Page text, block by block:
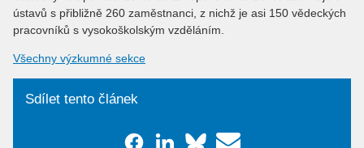
ústavů s přibližně 260 zaměstnanci, z nichž je asi 150 vědeckých
pracovníků s vysokoškolským vzděláním.
Všechny výzkumné sekce
Sdílet tento článek